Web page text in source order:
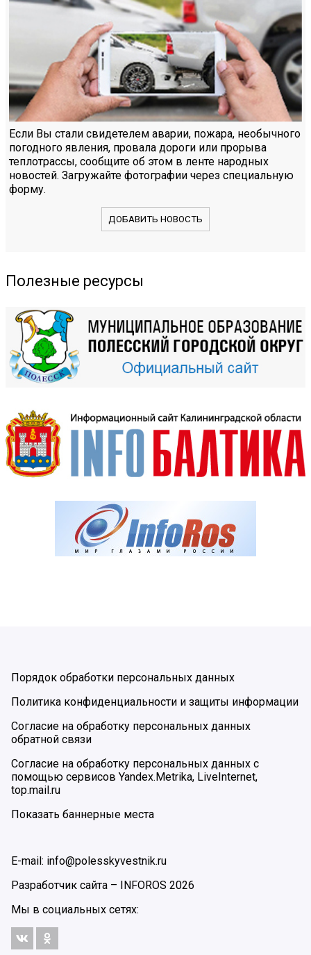
Если Вы стали свидетелем аварии, пожара, необычного
погодного явления, провала дороги или прорыва
теплотрассы, сообщите об этом в ленте народных
новостей. Загружайте фотографии через специальную
форму.
ДОБАВИТЬ НОВОСТЬ
Полезные ресурсы
Порядок обработки персональных данных
Политика конфиденциальности и защиты информации
Согласие на обработку персональных данных
обратной связи
Согласие на обработку персональных данных с
помощью сервисов Yandex.Metrika, LiveInternet,
top.mail.ru
Показать баннерные места
E-mail: info@polesskyvestnik.ru
Разработчик сайта – INFOROS 2026
Мы в социальных сетях: